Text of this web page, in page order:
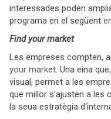
interessades poden
programa en el següent
Find your market
Les empreses compten,
your market. Una eina
visual, permet a les
que millor s'ajusten a les
la seua estratègia